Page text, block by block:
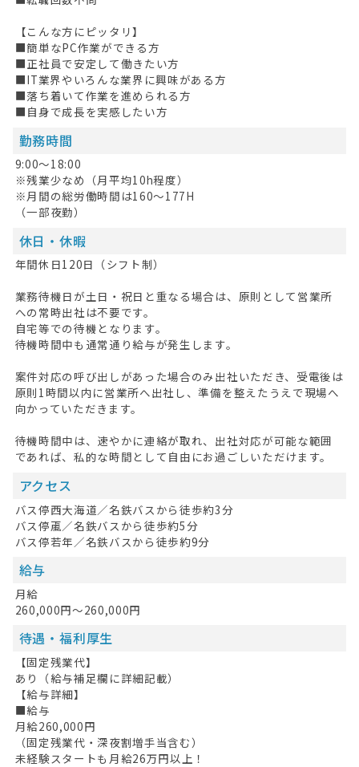
最近見た求人
お問い合わせ
掲載希望の方へ
【こんな方にピッタリ】
■簡単なPC作業ができる方
■正社員で安定して働きたい方
■IT業界やいろんな業界に興味がある方
■落ち着いて作業を進められる方
■自身で成長を実感したい方
勤務時間
9:00～18:00
※残業少なめ（月平均10h程度）
※月間の総労働時間は160～177H
（一部夜勤）
休日・休暇
年間休日120日（シフト制）
業務待機日が土日・祝日と重なる場合は、原則として営業所
への常時出社は不要です。
自宅等での待機となります。
待機時間中も通常通り給与が発生します。
案件対応の呼び出しがあった場合のみ出社いただき、受電後は
原則1時間以内に営業所へ出社し、準備を整えたうえで現場へ
向かっていただきます。
待機時間中は、速やかに連絡が取れ、出社対応が可能な範囲
であれば、私的な時間として自由にお過ごしいただけます。
アクセス
バス停西大海道／名鉄バスから徒歩約3分
バス停颪／名鉄バスから徒歩約5分
バス停若年／名鉄バスから徒歩約9分
給与
月給
260,000円～260,000円
待遇・福利厚生
【固定残業代】
あり（給与補足欄に詳細記載）
【給与詳細】
■給与
月給260,000円
（固定残業代・深夜割増手当含む）
未経験スタートも月給26万円以上！